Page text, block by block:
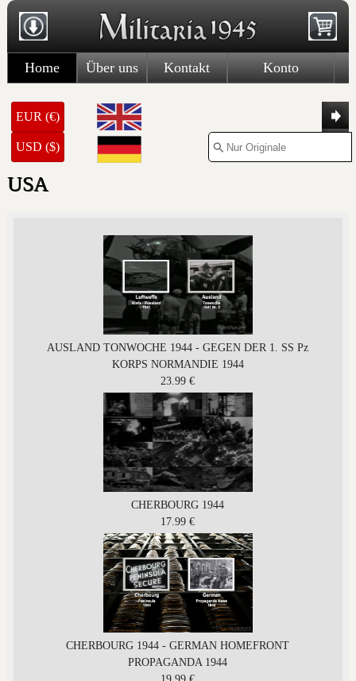
Home Über uns Kontakt Konto
EUR (€)
USD ($)
USA
AUSLAND TONWOCHE 1944 - GEGEN DER 1. SS Pz
KORPS NORMANDIE 1944
23.99 €
CHERBOURG 1944
17.99 €
CHERBOURG 1944 - GERMAN HOMEFRONT
PROPAGANDA 1944